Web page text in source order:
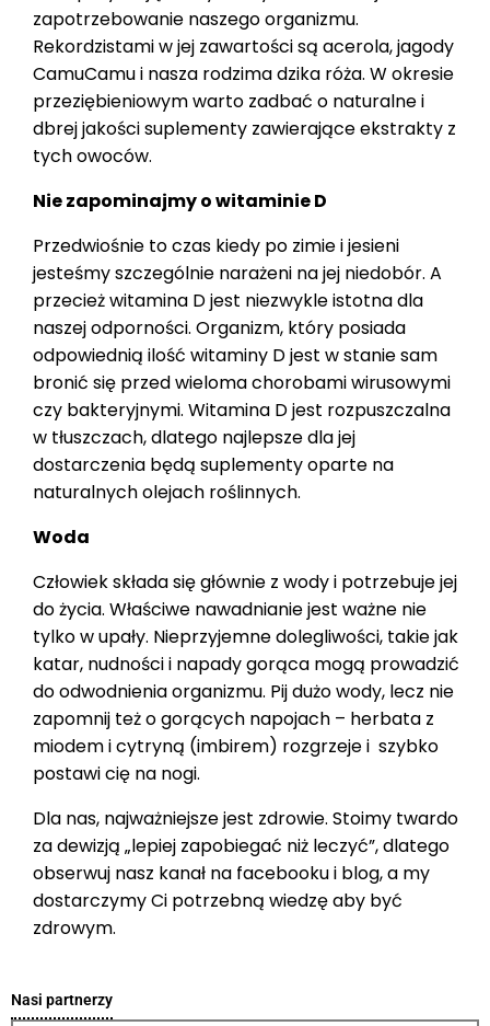
zapotrzebowanie naszego organizmu.
Rekordzistami w jej zawartości są acerola, jagody
CamuCamu i nasza rodzima dzika róża. W okresie
przeziębieniowym warto zadbać o naturalne i
dbrej jakości suplementy zawierające ekstrakty z
tych owoców.
Nie zapominajmy o witaminie D
Przedwiośnie to czas kiedy po zimie i jesieni
jesteśmy szczególnie narażeni na jej niedobór. A
przecież witamina D jest niezwykle istotna dla
naszej odporności. Organizm, który posiada
odpowiednią ilość witaminy D jest w stanie sam
bronić się przed wieloma chorobami wirusowymi
czy bakteryjnymi. Witamina D jest rozpuszczalna
w tłuszczach, dlatego najlepsze dla jej
dostarczenia będą suplementy oparte na
naturalnych olejach roślinnych.
Woda
Człowiek składa się głównie z wody i potrzebuje jej
do życia. Właściwe nawadnianie jest ważne nie
tylko w upały. Nieprzyjemne dolegliwości, takie jak
katar, nudności i napady gorąca mogą prowadzić
do odwodnienia organizmu. Pij dużo wody, lecz nie
zapomnij też o gorących napojach – herbata z
miodem i cytryną (imbirem) rozgrzeje i szybko
postawi cię na nogi.
Dla nas, najważniejsze jest zdrowie. Stoimy twardo
za dewizją „lepiej zapobiegać niż leczyć”, dlatego
obserwuj nasz kanał na facebooku i blog, a my
dostarczymy Ci potrzebną wiedzę aby być
zdrowym.
Nasi partnerzy